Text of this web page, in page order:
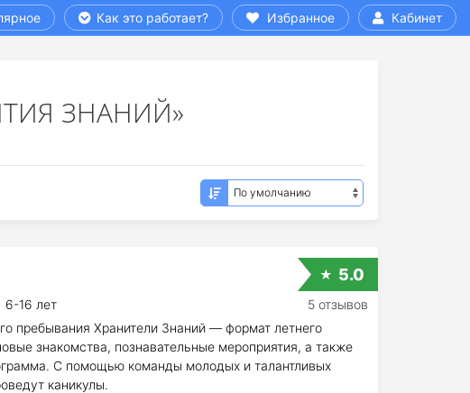
Как это работает? Избранное Кабинет
ЗНАНИЙ»
6-16 лет
пребывания Хранители Знаний — формат летнего
знакомства, познавательные мероприятия, а также
С помощью команды молодых и талантливых
каникулы.
5.0
5 отзывов